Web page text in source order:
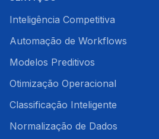
Inteligência Competitiva
Automação de Workflows
Modelos Preditivos
Otimização Operacional
Classificação Inteligente
Normalização de Dados